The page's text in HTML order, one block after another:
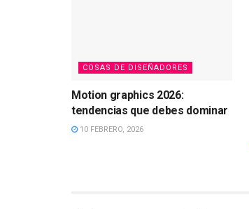
COSAS DE DISEÑADORES
Motion graphics 2026:
tendencias que debes dominar
10 FEBRERO, 2026